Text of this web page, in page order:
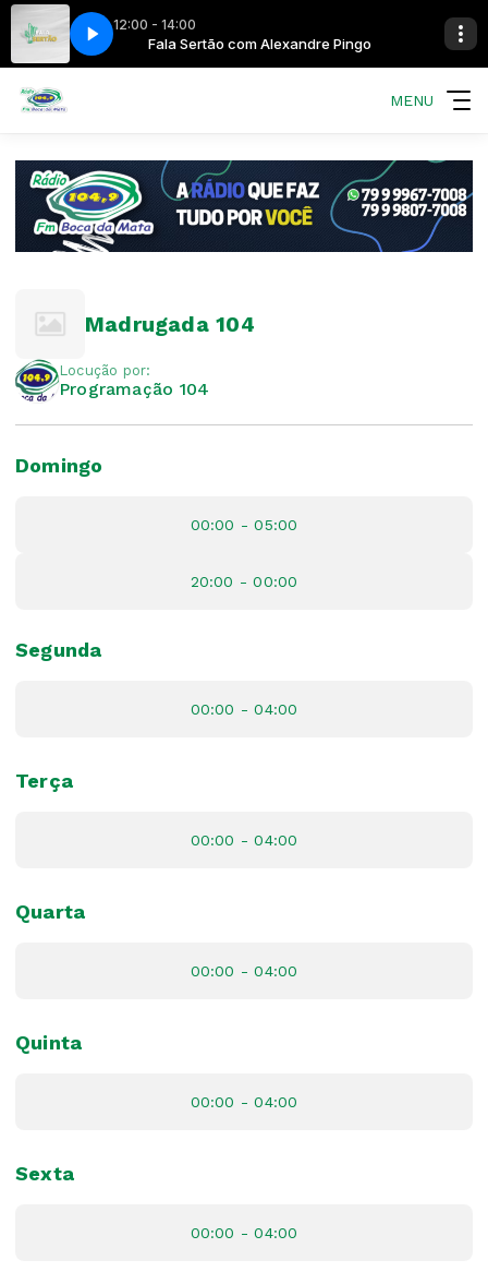
12:00 - 14:00
Pingo Fala Sertão com Alexandre Pingo
MENU
Madrugada 104
Locução por:
Programação 104
Domingo
00:00 - 05:00
20:00 - 00:00
Segunda
00:00 - 04:00
Terça
00:00 - 04:00
Quarta
00:00 - 04:00
Quinta
00:00 - 04:00
Sexta
00:00 - 04:00